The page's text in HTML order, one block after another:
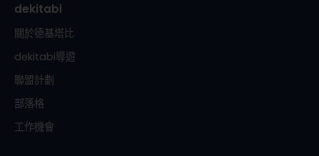
dekitabi
關於德基塔比
dekitabi導遊
聯盟計劃
部落格
工作機會